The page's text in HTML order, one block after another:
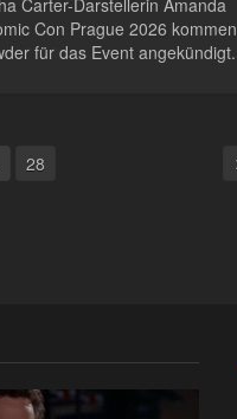
Con Prague 2026 kommen
für das Event angekündigt.
28